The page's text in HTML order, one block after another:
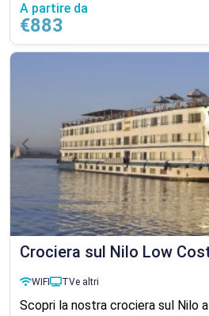
A partire da
€883
Crociera sul Nilo Low
WIFI TVe altri
Scopri la nostra crociera sul Nilo